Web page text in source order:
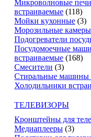
Микроволновые
встраиваемые (118)
Мойки кухонные (3)
Морозильные
Подогреватели
Посудомоечные
встраиваемые (168)
Смесители (3)
Стиральные машины
Холодильники
ТЕЛЕВИЗОРЫ
Кронштейны для
Медиаплееры (3)